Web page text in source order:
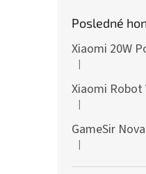
Posledné
Hodnotenie
|
Hodnotenie
|
Hodnotenie
|